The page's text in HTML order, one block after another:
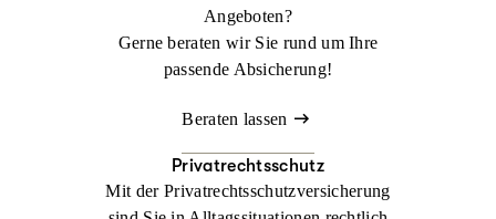
Angeboten?
Gerne beraten wir Sie rund um Ihre
passende Absicherung!
Beraten lassen
Privatrechtsschutz
Mit der Privatrechtsschutzversicherung